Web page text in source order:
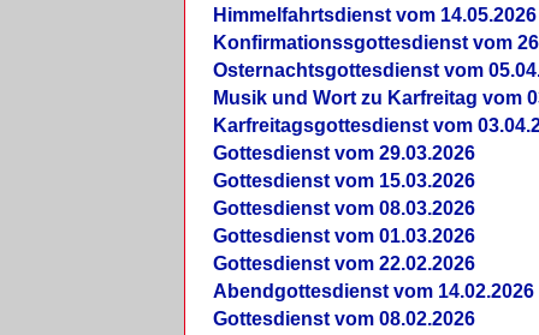
Himmelfahrtsdienst vom 14.05.2026
Konfirmationssgottesdienst vom
Osternachtsgottesdienst vom
Musik und Wort zu Karfreitag vom
Karfreitagsgottesdienst vom
Gottesdienst vom 29.03.2026
Gottesdienst vom 15.03.2026
Gottesdienst vom 08.03.2026
Gottesdienst vom 01.03.2026
Gottesdienst vom 22.02.2026
Abendgottesdienst vom 14.02.2026
Gottesdienst vom 08.02.2026